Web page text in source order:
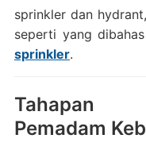
sprinkler dan
seperti yang
sprinkler.
Tahapan
Pemadam